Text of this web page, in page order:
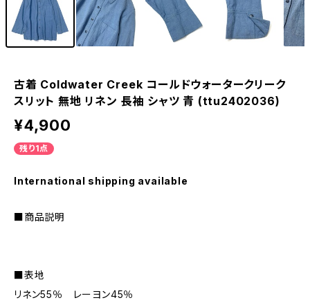
古着 Coldwater Creek コールドウォータークリーク
スリット 無地 リネン 長袖 シャツ 青 (ttu2402036)
¥4,900
残り1点
International shipping available
■商品説明
■表地
リネン55％ レーヨン45％